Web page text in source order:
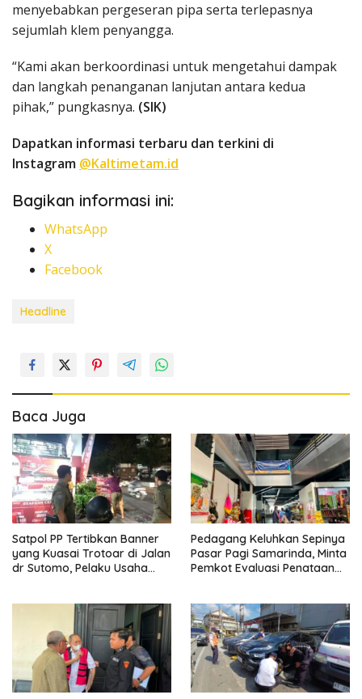
menyebabkan pergeseran pipa serta terlepasnya
sejumlah klem penyangga.
“Kami akan berkoordinasi untuk mengetahui dampak
dan langkah penanganan lanjutan antara kedua
pihak,” pungkasnya. (SIK)
Dapatkan informasi terbaru dan terkini di
Instagram @Kaltimetam.id
Bagikan informasi ini:
WhatsApp
X
Facebook
Headline
Baca Juga
Satpol PP Tertibkan Banner
yang Kuasai Trotoar di Jalan
dr Sutomo, Pelaku Usaha
Pedagang Keluhkan Sepinya
Pasar Pagi Samarinda, Minta
Pemkot Evaluasi Penataan